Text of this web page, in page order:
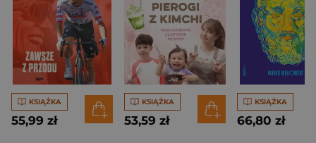
KSIĄŻKA
55,99 zł
KSIĄŻKA
53,59 zł
KSIĄŻKA
66,80 zł